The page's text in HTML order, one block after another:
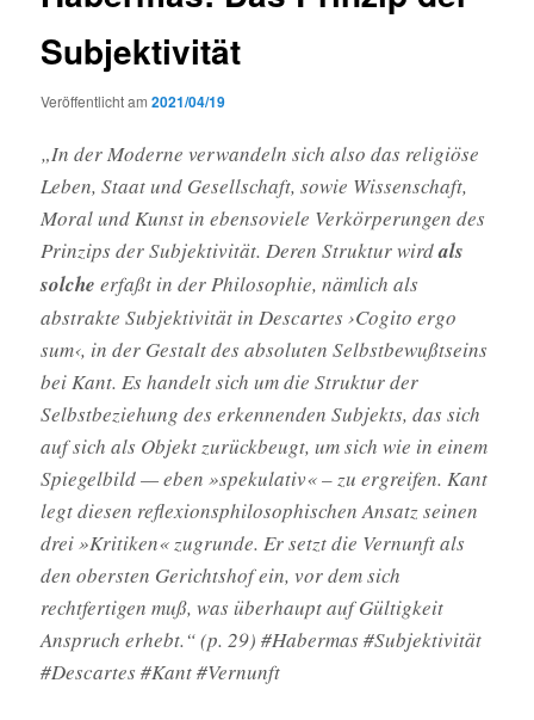
Subjektivität
Veröffentlicht am2021/04/19
„In der Moderne verwandeln sich also das religiöse
Leben, Staat und Gesellschaft, sowie Wissenschaft,
Moral und Kunst in ebensoviele Verkörperungen des
Prinzips der Subjektivität. Deren Struktur wirdals
solche erfaßt in der Philosophie, nämlich als
abstrakte Subjektivität in Descartes ›Cogito ergo
sum‹, in der Gestalt des absoluten Selbstbewußtseins
bei Kant. Es handelt sich um die Struktur der
Selbstbeziehung des erkennenden Subjekts, das sich
auf sich als Objekt zurückbeugt, um sich wie in einem
Spiegelbild — eben »spekulativ« – zu ergreifen. Kant
legt diesen reflexionsphilosophischen Ansatz seinen
drei »Kritiken« zugrunde. Er setzt die Vernunft als
den obersten Gerichtshof ein, vor dem sich
rechtfertigen muß, was überhaupt auf Gültigkeit
Anspruch erhebt.“ (p. 29) #Habermas #Subjektivität
#Descartes #Kant #Vernunft